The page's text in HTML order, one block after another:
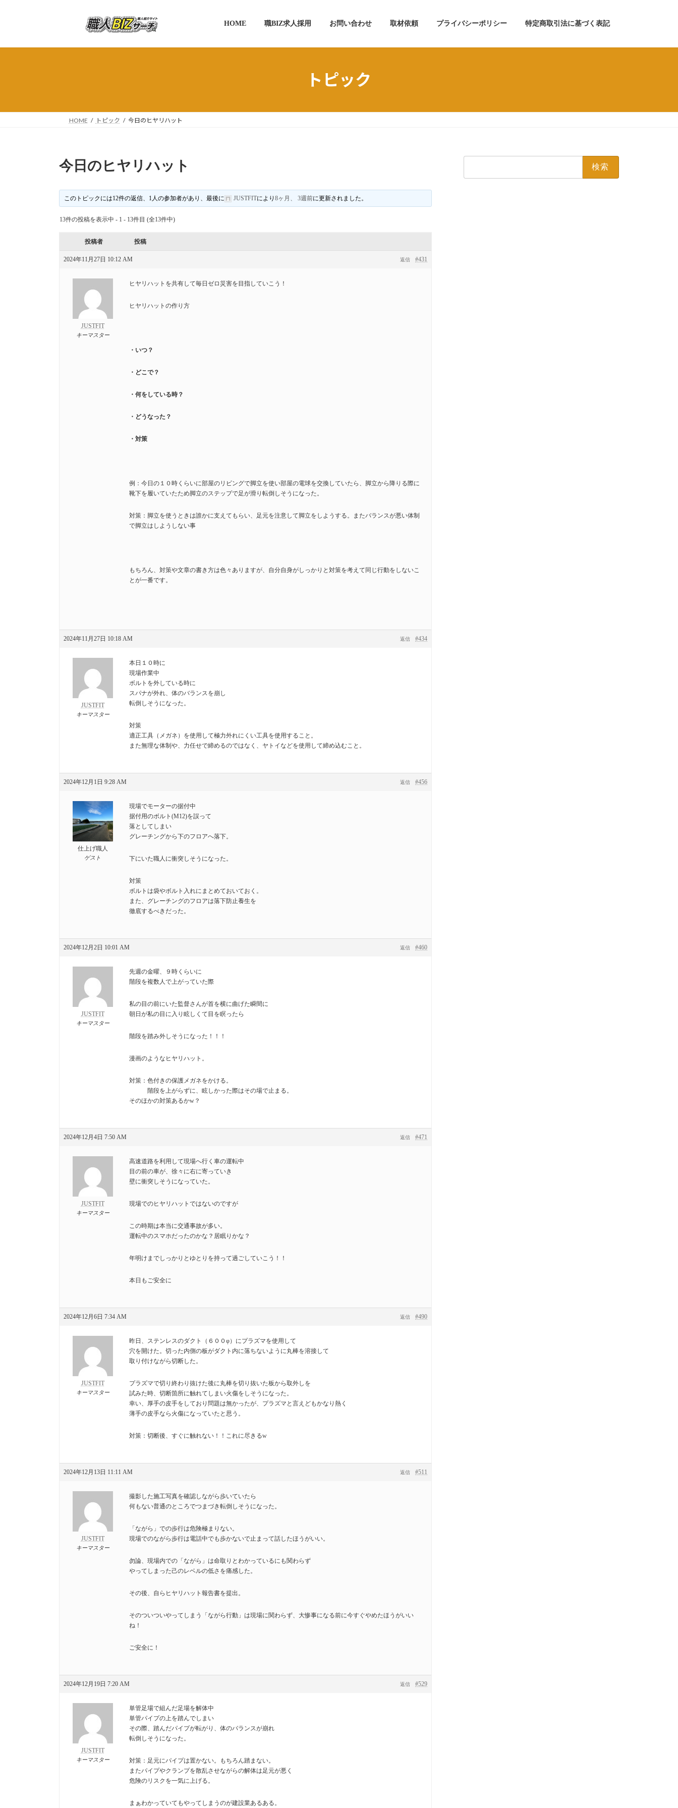
プ
動
HOME 職BIZ求人採用 お問い合わせ 取材依頼 プライバシーポリシー 特定商取引法に基づく表記
トピック
HOME トピック 今日のヒヤリハット
今日のヒヤリハット
このトピックには12件の返信、1人の参加者があり、最後に JUSTFITにより8ヶ月、 3週前に更新されました。
13件の投稿を表示中 - 1 - 13件目 (全13件中)
投稿者 投稿
2024年11月27日 10:12 AM #431
返信
JUSTFIT
キーマスター
ヒヤリハットを共有して毎日ゼロ災害を目指していこう！
ヒヤリハットの作り方
・いつ？
・どこで？
・何をしている時？
・どうなった？
・対策
例：今日の１０時くらいに部屋のリビングで脚立を使い部屋の電球を交換していたら、脚立から降りる際に
靴下を履いていたため脚立のステップで足が滑り転倒しそうになった。
対策：脚立を使うときは誰かに支えてもらい、足元を注意して脚立をしようする。またバランスが悪い体制
で脚立はしようしない事
もちろん、対策や文章の書き方は色々ありますが、自分自身がしっかりと対策を考えて同じ行動をしないこ
とが一番です。
2024年11月27日 10:18 AM #434
返信
JUSTFIT
キーマスター
本日１０時に
現場作業中
ボルトを外している時に
スパナが外れ、体のバランスを崩し
転倒しそうになった。
対策
適正工具（メガネ）を使用して極力外れにくい工具を使用すること。
また無理な体制や、力任せで締めるのではなく、ヤトイなどを使用して締め込むこと。
2024年12月1日 9:28 AM #456
返信
仕上げ職人
ゲスト
現場でモーターの据付中
据付用のボルト(M12)を誤って
落としてしまい
グレーチングから下のフロアへ落下。
下にいた職人に衝突しそうになった。
対策
ボルトは袋やボルト入れにまとめておいておく。
また、グレーチングのフロアは落下防止養生を
徹底するべきだった。
2024年12月2日 10:01 AM #460
返信
JUSTFIT
キーマスター
先週の金曜、９時くらいに
階段を複数人で上がっていた際
私の目の前にいた監督さんが首を横に曲げた瞬間に
朝日が私の目に入り眩しくて目を瞑ったら
階段を踏み外しそうになった！！！
漫画のようなヒヤリハット。
対策：色付きの保護メガネをかける。
階段を上がらずに、眩しかった際はその場で止まる。
そのほかの対策あるかw？
2024年12月4日 7:50 AM #471
返信
JUSTFIT
キーマスター
高速道路を利用して現場へ行く車の運転中
目の前の車が、徐々に右に寄っていき
壁に衝突しそうになっていた。
現場でのヒヤリハットではないのですが
この時期は本当に交通事故が多い。
運転中のスマホだったのかな？居眠りかな？
年明けまでしっかりとゆとりを持って過ごしていこう！！
本日もご安全に
2024年12月6日 7:34 AM #490
返信
JUSTFIT
キーマスター
昨日、ステンレスのダクト（６００φ）にプラズマを使用して
穴を開けた。切った内側の板がダクト内に落ちないように丸棒を溶接して
取り付けながら切断した。
プラズマで切り終わり抜けた後に丸棒を切り抜いた板から取外しを
試みた時、切断箇所に触れてしまい火傷をしそうになった。
幸い、厚手の皮手をしており問題は無かったが、プラズマと言えどもかなり熱く
薄手の皮手なら火傷になっていたと思う。
対策：切断後、すぐに触れない！！これに尽きるw
2024年12月13日 11:11 AM #511
返信
JUSTFIT
キーマスター
撮影した施工写真を確認しながら歩いていたら
何もない普通のところでつまづき転倒しそうになった。
「ながら」での歩行は危険極まりない。
現場でのながら歩行は電話中でも歩かないで止まって話したほうがいい。
勿論、現場内での「ながら」は命取りとわかっているにも関わらず
やってしまった己のレベルの低さを痛感した。
その後、自らヒヤリハット報告書を提出。
そのついついやってしまう「ながら行動」は現場に関わらず、大惨事になる前に今すぐやめたほうがいい
ね！
ご安全に！
2024年12月19日 7:20 AM #529
返信
JUSTFIT
キーマスター
単管足場で組んだ足場を解体中
単管パイプの上を踏んでしまい
その際、踏んだパイプが転がり、体のバランスが崩れ
転倒しそうになった。
対策：足元にパイプは置かない。もちろん踏まない。
またパイプやクランプを散乱させながらの解体は足元が悪く
危険のリスクを一気に上げる。
まぁわかっていてもやってしまうのが建設業あるある。